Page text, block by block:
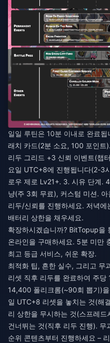
일일 루틴은 10분 이내로 완료
래치 카드(2분 소요, 100 포인
리두 그리드 +3 신뢰 이벤트(챕
요일 UTC+8에 진행됩니다(2-3
로우 제로 Lv21+. 3. 시유 단계.
냥(주 3회 무료), 커스텀 미션.
리두/신뢰를 진행하세요. 저녁
배터리 상한을 채우세요.
확장하시겠습니까? BitTopup을
온라인을 구매하세요. 5분 미만
최고 등급 서비스, 쉬운 확장.
최적화 팁, 흔한 실수, 그리고 무
리셋 직후 리두를 완료하여 주
14,400 폴리크롬(~90회 뽑기)
일 UTC+8 리셋을 놓치는 것(해
리 상한을 무시하는 것(스프레
건너뛰는 것(직후 리두 진행). 무
순위 콘텐츠부터 진행하세요 –